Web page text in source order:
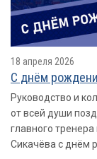
18 апреля 2026
С днём
Руководство и
от всей души
главного
Сикачёва с днём